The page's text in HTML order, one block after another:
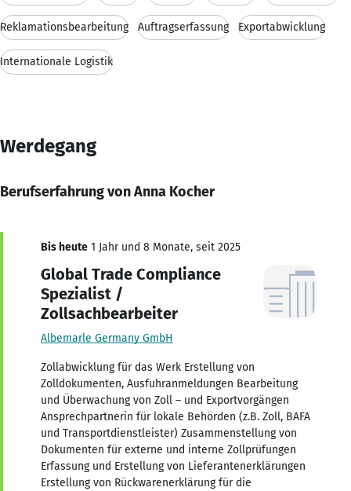
Reklamationsbearbeitung Auftragserfassung Exportabwicklung
Internationale Logistik
Werdegang
Berufserfahrung von Anna Kocher
Bis heute 1 Jahr und 8 Monate, seit 2025
Global Trade Compliance
Spezialist /
Zollsachbearbeiter
Albemarle Germany GmbH
Zollabwicklung für das Werk Erstellung von
Zolldokumenten, Ausfuhranmeldungen Bearbeitung
und Überwachung von Zoll – und Exportvorgängen
Ansprechpartnerin für lokale Behörden (z.B. Zoll, BAFA
und Transportdienstleister) Zusammenstellung von
Dokumenten für externe und interne Zollprüfungen
Erfassung und Erstellung von Lieferantenerklärungen
Erstellung von Rückwarenerklärung für die